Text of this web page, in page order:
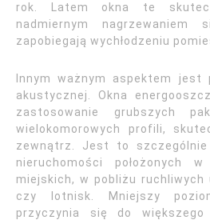
rok. Latem okna te
nadmiernym
zapobiegają wychłodzeniu
Innym ważnym aspektem jest
akustycznej. Okna
zastosowanie grubszych
wielokomorowych profili,
zewnątrz. Jest to
nieruchomości położonych w
miejskich, w pobliżu ruchliwych
czy lotnisk. Mniejszy
przyczynia się do